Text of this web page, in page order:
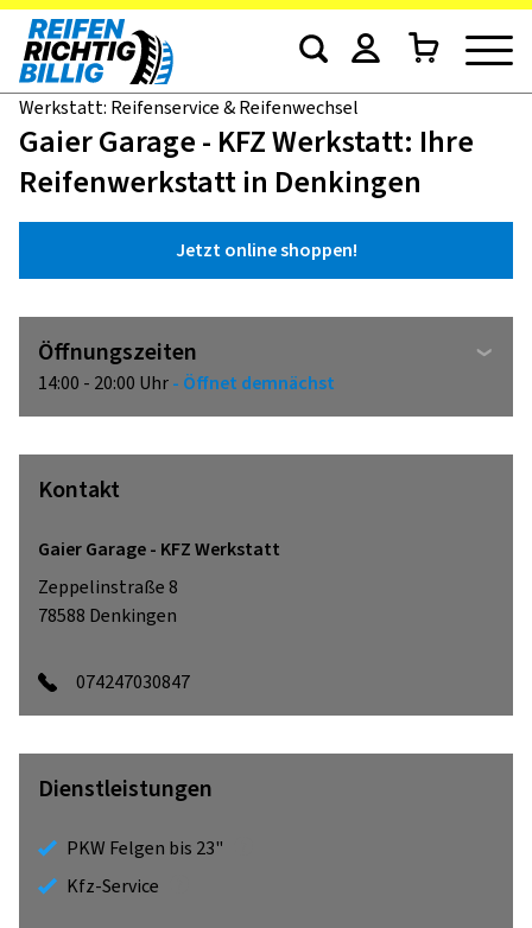
Werkstatt: Reifenservice & Reifenwechsel
Gaier Garage - KFZ Werkstatt: Ihre
Reifenwerkstatt in Denkingen
Jetzt online shoppen!
Öffnungszeiten
14:00 - 20:00 Uhr- Öffnet demnächst
Kontakt
Gaier Garage - KFZ Werkstatt
Zeppelinstraße 8
78588 Denkingen
074247030847
Dienstleistungen
PKW Felgen bis 23"
Kfz-Service